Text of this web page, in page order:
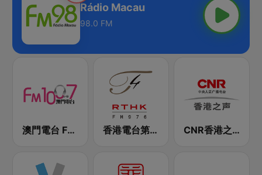
Rádio Macau
98.0 FM
澳門電台 FM 100.7 香港電台第四台 RTHK Radio 4 CNR香港之声 - CNR Voice of Hong Kong